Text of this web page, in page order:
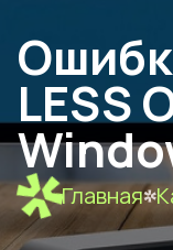
LESS
Главная